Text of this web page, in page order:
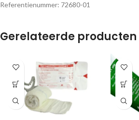
Referentienummer: 72680-01
Gerelateerde producten